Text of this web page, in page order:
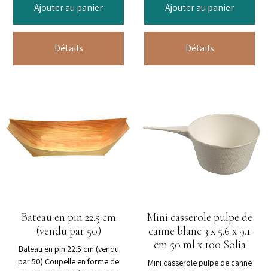
Ajouter au panier
Détails
Ajouter au panier
Détails
Bateau en pin 22.5 cm
(vendu par 50)
Bateau en pin 22.5 cm (vendu
par 50) Coupelle en forme de
Mini casserole pulpe de
canne blanc 3 x 5.6 x 9.1
cm 50 ml x 100 Solia
Mini casserole pulpe de canne